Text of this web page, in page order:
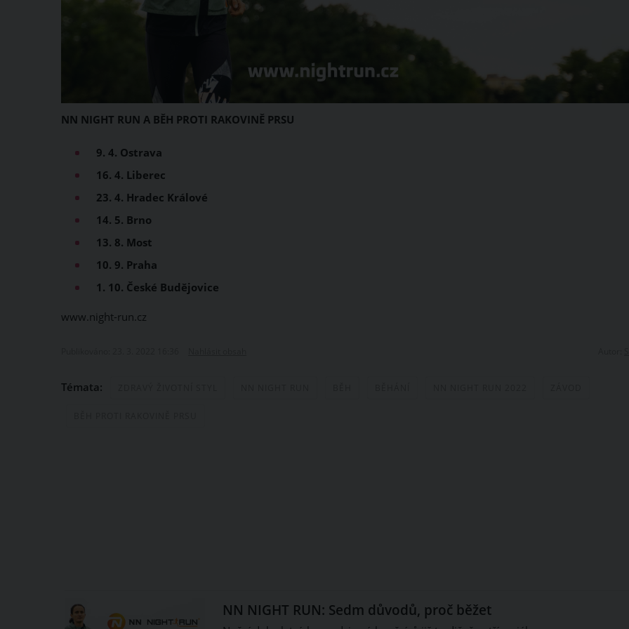
NN NIGHT RUN A BĚH PROTI RAKOVINĚ PRSU
9. 4. Ostrava
16. 4. Liberec
23. 4. Hradec Králové
14. 5. Brno
13. 8. Most
10. 9. Praha
1. 10. České Budějovice
www.night-run.cz
Témata:
NN NIGHT RUN: Sedm důvodů, proč běžet